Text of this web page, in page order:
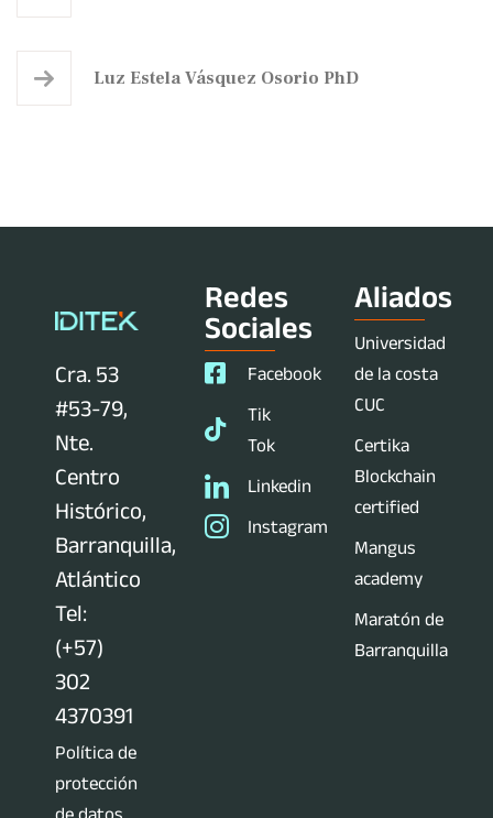
Luz Estela Vásquez Osorio PhD
Cra. 53
#53-79,
Nte.
Centro
Histórico,
Barranquilla,
Atlántico
Tel:
(+57)
302
4370391
Política de
protección
de datos
Redes
Sociales
Facebook
Tik
Tok
Linkedin
Instagram
Aliados
Universidad
de la costa
CUC
Certika
Blockchain
certified
Mangus
academy
Maratón de
Barranquilla